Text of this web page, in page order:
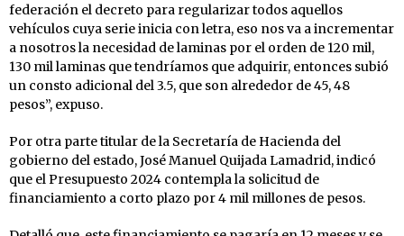
federación el decreto para regularizar todos aquellos
vehículos cuya serie inicia con letra, eso nos va a incrementar
a nosotros la necesidad de laminas por el orden de 120 mil,
130 mil laminas que tendríamos que adquirir, entonces subió
un consto adicional del 3.5, que son alrededor de 45, 48
pesos”, expuso.
Por otra parte titular de la Secretaría de Hacienda del
gobierno del estado, José Manuel Quijada Lamadrid, indicó
que el Presupuesto 2024 contempla la solicitud de
financiamiento a corto plazo por 4 mil millones de pesos.